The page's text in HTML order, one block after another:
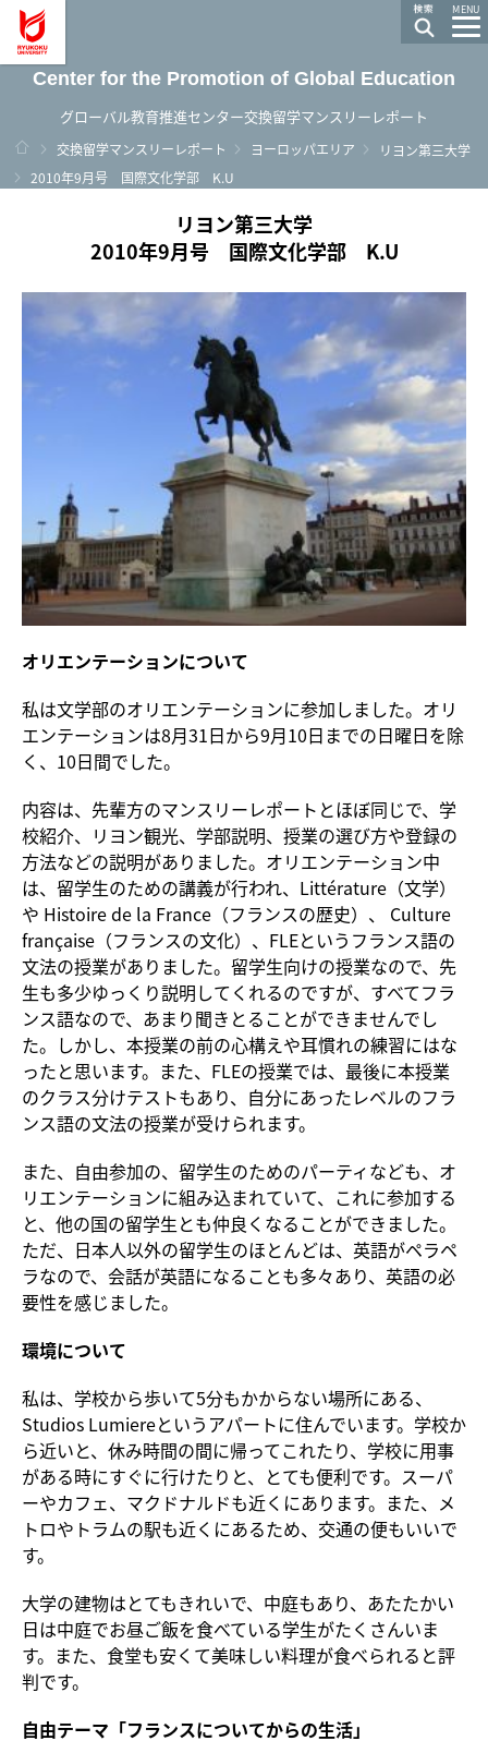
MENU
Center for the Promotion of Global Education
グローバル教育推進センター交換留学マンスリーレポート
ホーム
交換留学マンスリーレポート ヨーロッパエリア
リヨン第三大学
2010年9月号 国際文化学部 K.U
リヨン第三大学
2010年9月号 国際文化学部 K.U
オリエンテーションについて
私は文学部のオリエンテーションに参加しました。オリ
エンテーションは8月31日から9月10日までの日曜日を除
く、10日間でした。
内容は、先輩方のマンスリーレポートとほぼ同じで、学
校紹介、リヨン観光、学部説明、授業の選び方や登録の
方法などの説明がありました。オリエンテーション中
は、留学生のための講義が行われ、Littérature（文学）
や Histoire de la France（フランスの歴史）、 Culture
française（フランスの文化）、FLEというフランス語の
文法の授業がありました。留学生向けの授業なので、先
生も多少ゆっくり説明してくれるのですが、すべてフラ
ンス語なので、あまり聞きとることができませんでし
た。しかし、本授業の前の心構えや耳慣れの練習にはな
ったと思います。また、FLEの授業では、最後に本授業
のクラス分けテストもあり、自分にあったレベルのフラ
ンス語の文法の授業が受けられます。
また、自由参加の、留学生のためのパーティなども、オ
リエンテーションに組み込まれていて、これに参加する
と、他の国の留学生とも仲良くなることができました。
ただ、日本人以外の留学生のほとんどは、英語がペラペ
ラなので、会話が英語になることも多々あり、英語の必
要性を感じました。
環境について
私は、学校から歩いて5分もかからない場所にある、
Studios Lumiereというアパートに住んでいます。学校か
ら近いと、休み時間の間に帰ってこれたり、学校に用事
がある時にすぐに行けたりと、とても便利です。スーパ
ーやカフェ、マクドナルドも近くにあります。また、メ
トロやトラムの駅も近くにあるため、交通の便もいいで
す。
大学の建物はとてもきれいで、中庭もあり、あたたかい
日は中庭でお昼ご飯を食べている学生がたくさんいま
す。また、食堂も安くて美味しい料理が食べられると評
判です。
自由テーマ「フランスについてからの生活」